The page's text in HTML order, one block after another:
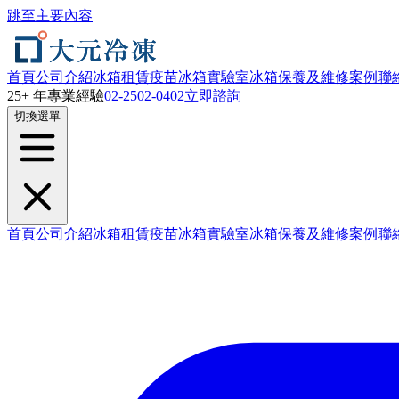
跳至主要內容
首頁公司介紹冰箱租賃疫苗冰箱實驗室冰箱保養及維修案例聯
25+ 年專業經驗02-2502-0402立即諮詢
切換選單
首頁公司介紹冰箱租賃疫苗冰箱實驗室冰箱保養及維修案例聯